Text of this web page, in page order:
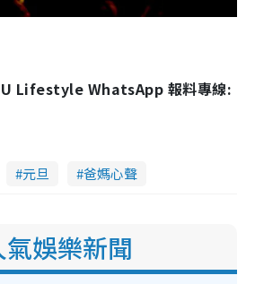
U Lifestyle WhatsApp 報料專線:
元旦 爸媽心聲
娛樂新聞